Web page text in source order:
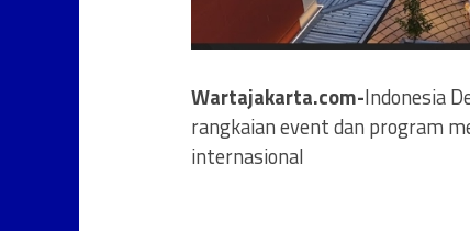
Wartajakarta.com-Indonesia
rangkaian event dan program
internasional